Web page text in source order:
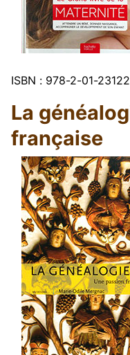
ISBN : 978-2-01-
La
française